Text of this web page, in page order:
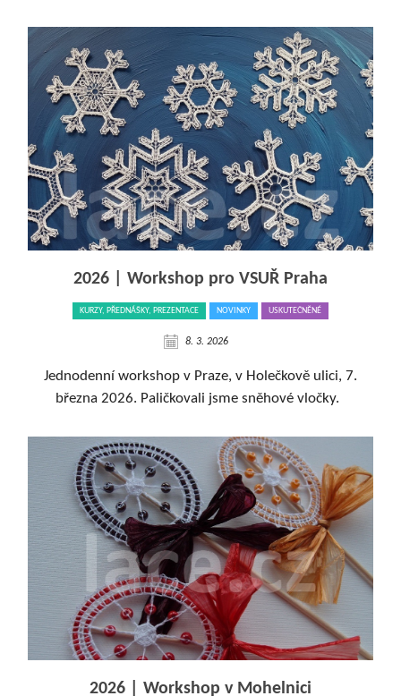
2026 | Workshop pro VSUŘ Praha
KURZY, PŘEDNÁŠKY, PREZENTACE NOVINKY USKUTEČNĚNÉ
8. 3. 2026
Jednodenní workshop v Praze, v Holečkově ulici, 7.
března 2026. Paličkovali jsme sněhové vločky.
2026 | Workshop v Mohelnici